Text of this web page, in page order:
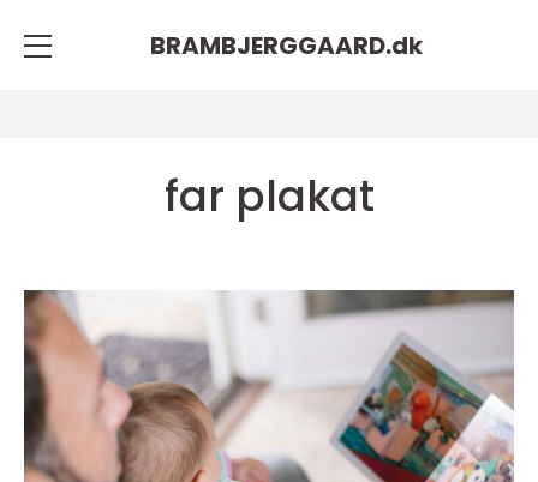
BRAMBJERGGAARD.dk
far plakat